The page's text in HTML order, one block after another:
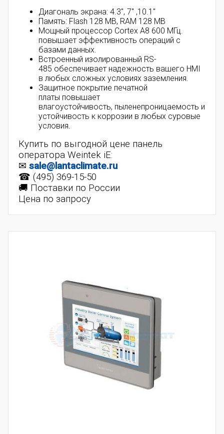
Диагональ экрана: 4.3", 7" ,10.1"
Память: Flash 128 MB, RAM 128 MB
Мощный процессор Cortex A8 600 МГц.
повышает эффективность операций с
базами данных.
Встроенный изолированный RS-
485 обеспечивает надежность вашего HMI
в любых сложных условиях заземления.
Защитное покрытие печатной
платы повышает
влагоустойчивость, пыленепроницаемость и
устойчивость к коррозии в любых суровые
условия.
Купить по выгодной цене панель
оператора Weintek iE:
✉ sale@lantaclimate.ru
☎ (495) 369-15-50
🚚 Поставки по России
Цена по запросу